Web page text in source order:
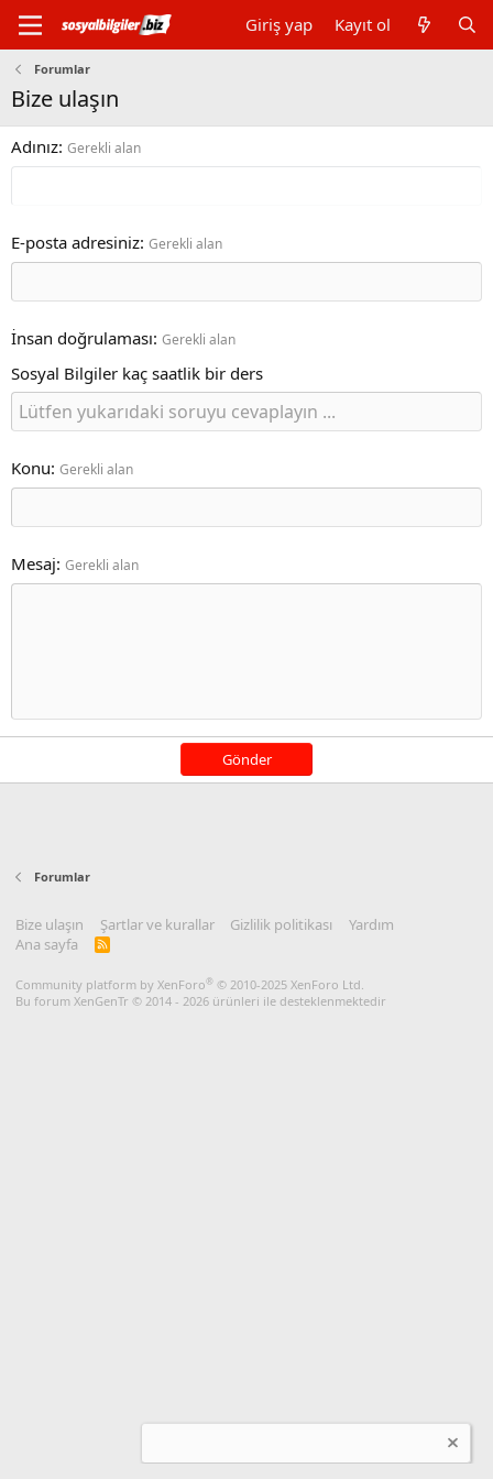
Giriş yap Kayıt ol
Forumlar
Bize ulaşın
Adınız Gerekli alan
E-posta adresiniz Gerekli alan
İnsan doğrulaması Gerekli alan
Sosyal Bilgiler kaç saatlik bir ders
Konu Gerekli alan
Mesaj Gerekli alan
Gönder
Forumlar
Bize ulaşın Şartlar ve kurallar Gizlilik politikası
Yardım
Ana sayfa
R
Community platform by XenForo® © 2010-2025 XenForo Ltd.
Bu forum XenGenTr © 2014 - 2026 ürünleri ile desteklenmektedir